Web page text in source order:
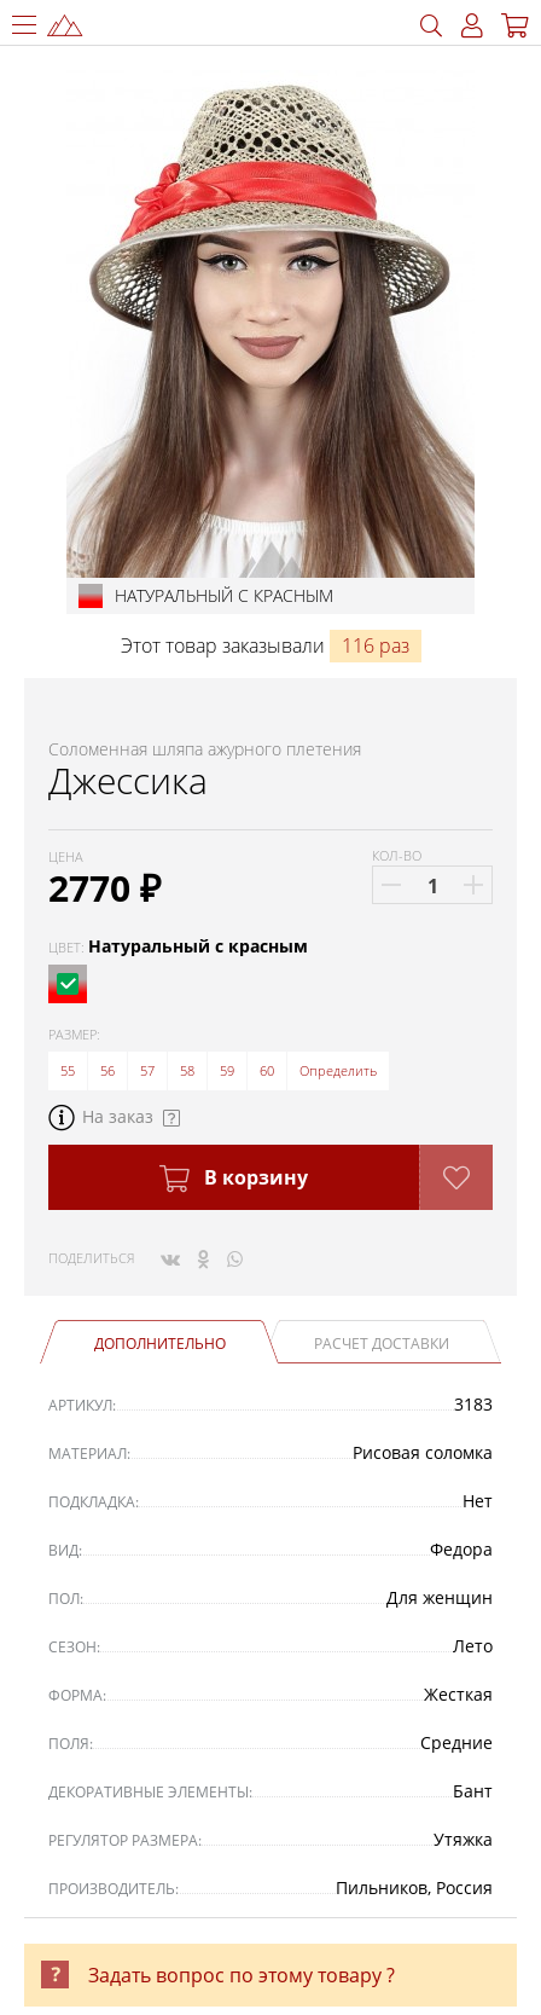
НАТУРАЛЬНЫЙ С КРАСНЫМ
Этот товар заказывали 116 раз
Соломенная шляпа ажурного плетения
Джессика
ЦЕНА
2770 ₽
КОЛ-ВО
ЦВЕТ: Натуральный с красным
РАЗМЕР:
55
56 57 58 59 60 Определить
На заказ
В корзину
ПОДЕЛИТЬСЯ
ДОПОЛНИТЕЛЬНО РАСЧЕТ ДОСТАВКИ
АРТИКУЛ: 3183
МАТЕРИАЛ: Рисовая соломка
ПОДКЛАДКА: Нет
ВИД: Федора
ПОЛ: Для женщин
СЕЗОН: Лето
ФОРМА: Жесткая
ПОЛЯ: Средние
ДЕКОРАТИВНЫЕ ЭЛЕМЕНТЫ: Бант
РЕГУЛЯТОР РАЗМЕРА: Утяжка
ПРОИЗВОДИТЕЛЬ: Пильников, Россия
Задать вопрос по этому товару ?